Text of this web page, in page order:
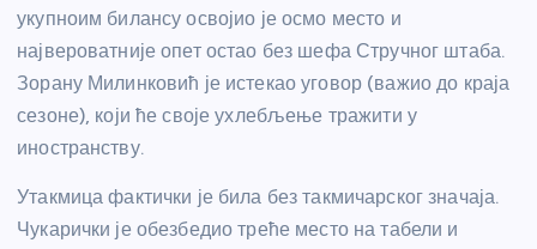
укупноим билансу освојио је осмо место и
највероватније опет остао без шефа Стручног штаба.
Зорану Милинковић је истекао уговор (важио до краја
сезоне), који ће своје ухлебљење тражити у
иностранству.
Утакмица фактички је била без такмичарског значаја.
Чукарички је обезбедио треће место на табели и